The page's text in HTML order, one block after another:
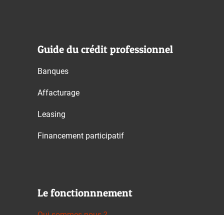
Guide du crédit professionnel
Banques
Affacturage
Leasing
Financement participatif
Le fonctionnnement